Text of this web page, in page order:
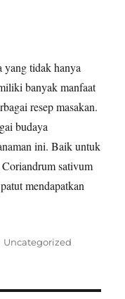
yang tidak hanya
banyak manfaat
resep masakan.
budaya
ini. Baik untuk
sativum
mendapatkan
Categories
Uncategorized